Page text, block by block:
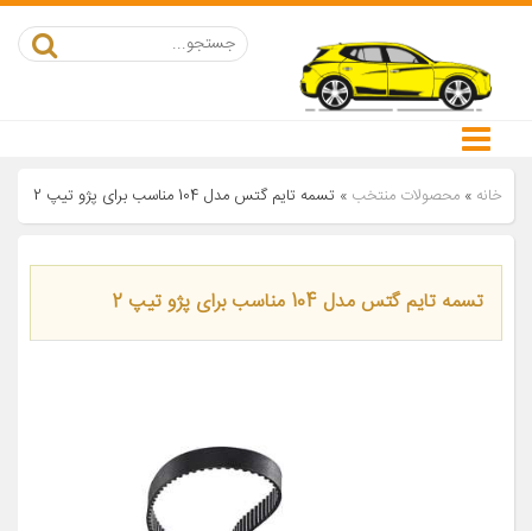
خانه » محصولات منتخب » تسمه تایم گتس مدل 104 مناسب برای پژو تیپ 2
تسمه تایم گتس مدل 104 مناسب برای پژو تیپ 2